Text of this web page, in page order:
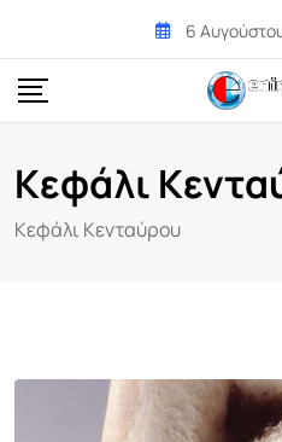
content
6
Κεφάλι
Κεφάλι Κενταύρου